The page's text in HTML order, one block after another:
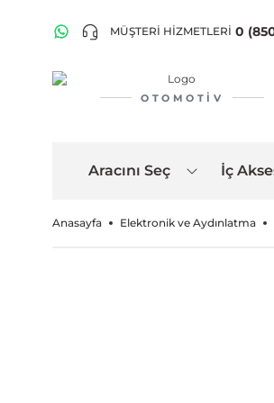
MÜŞTERİ HİZMETLERİ 0
OTOMOTIV
Aracını Seç İç
Anasayfa Elektronik ve Aydınlatma